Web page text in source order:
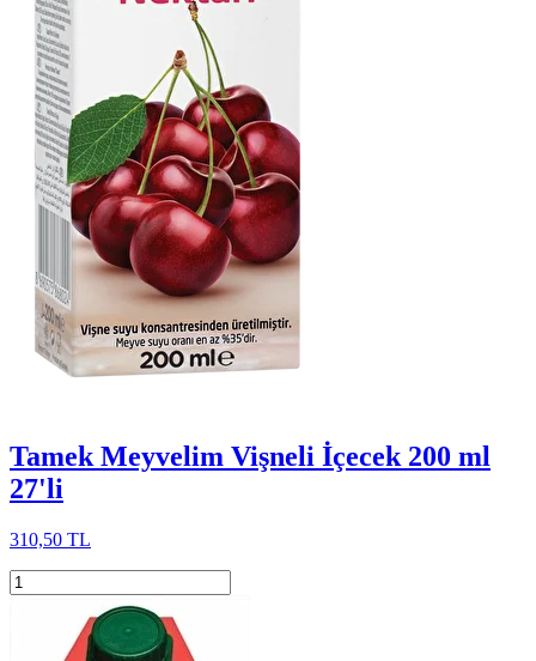
Tamek Meyvelim Vişneli İçecek 200 ml
27'li
310,50 TL